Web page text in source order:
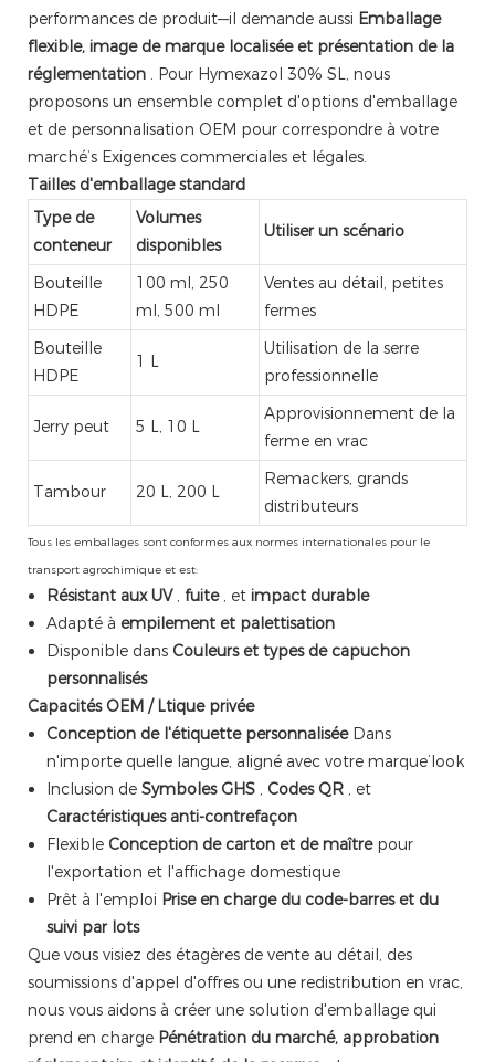
performances de produit—il demande aussi Emballage
flexible, image de marque localisée et présentation de la
réglementation . Pour Hymexazol 30% SL, nous
proposons un ensemble complet d'options d'emballage
et de personnalisation OEM pour correspondre à votre
marché’s Exigences commerciales et légales.
Tailles d'emballage standard
Type de
conteneur
Volumes
disponibles
Utiliser un scénario
Bouteille
HDPE
100 ml, 250
ml, 500 ml
Ventes au détail, petites
fermes
Bouteille
HDPE
1 L
Utilisation de la serre
professionnelle
Jerry peut 5 L, 10 L
Approvisionnement de la
ferme en vrac
Tambour 20 L, 200 L
Remackers, grands
distributeurs
Tous les emballages sont conformes aux normes internationales pour le
transport agrochimique et est:
Résistant aux UV , fuite , et impact durable
Adapté à empilement et palettisation
Disponible dans Couleurs et types de capuchon
personnalisés
Capacités OEM / Ltique privée
Conception de l'étiquette personnalisée Dans
n'importe quelle langue, aligné avec votre marque’look
Inclusion de Symboles GHS , Codes QR , et
Caractéristiques anti-contrefaçon
Flexible Conception de carton et de maître pour
l'exportation et l'affichage domestique
Prêt à l'emploi Prise en charge du code-barres et du
suivi par lots
Que vous visiez des étagères de vente au détail, des
soumissions d'appel d'offres ou une redistribution en vrac,
nous vous aidons à créer une solution d'emballage qui
prend en charge Pénétration du marché, approbation